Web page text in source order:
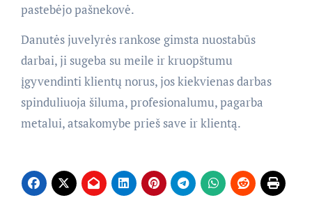
pastebėjo pašnekovė.
Danutės juvelyrės rankose gimsta nuostabūs
darbai, ji sugeba su meile ir kruopštumu
įgyvendinti klientų norus, jos kiekvienas darbas
spinduliuoja šiluma, profesionalumu, pagarba
metalui, atsakomybe prieš save ir klientą.